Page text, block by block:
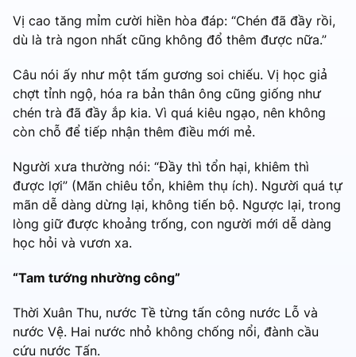
Vị cao tăng mỉm cười hiền hòa đáp: “Chén đã đầy rồi,
dù là trà ngon nhất cũng không đổ thêm được nữa.”
Câu nói ấy như một tấm gương soi chiếu. Vị học giả
chợt tỉnh ngộ, hóa ra bản thân ông cũng giống như
chén trà đã đầy ắp kia. Vì quá kiêu ngạo, nên không
còn chỗ để tiếp nhận thêm điều mới mẻ.
Người xưa thường nói: “Đầy thì tổn hại, khiêm thì
được lợi” (Mãn chiêu tổn, khiêm thụ ích). Người quá tự
mãn dễ dàng dừng lại, không tiến bộ. Ngược lại, trong
lòng giữ được khoảng trống, con người mới dễ dàng
học hỏi và vươn xa.
“Tam tướng nhường công”
Thời Xuân Thu, nước Tề từng tấn công nước Lỗ và
nước Vệ. Hai nước nhỏ không chống nổi, đành cầu
cứu nước Tấn.